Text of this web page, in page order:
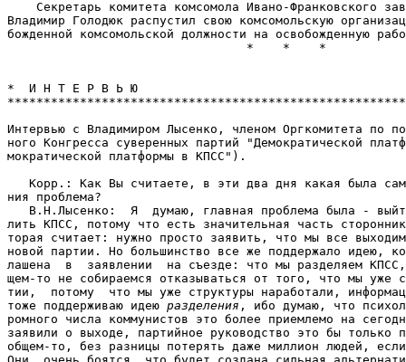
разделения , ибо думаю, что
ромного числа коммунистов это более приемлемо на
заявили о выходе, партийное руководство это бы только
общем-то, без разницы потерять даже миллион людей,